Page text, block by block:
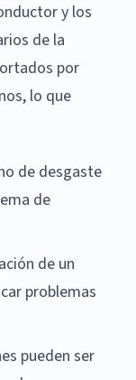
y los
de la
por
lo que
de desgaste
de
de un
problemas
pueden ser